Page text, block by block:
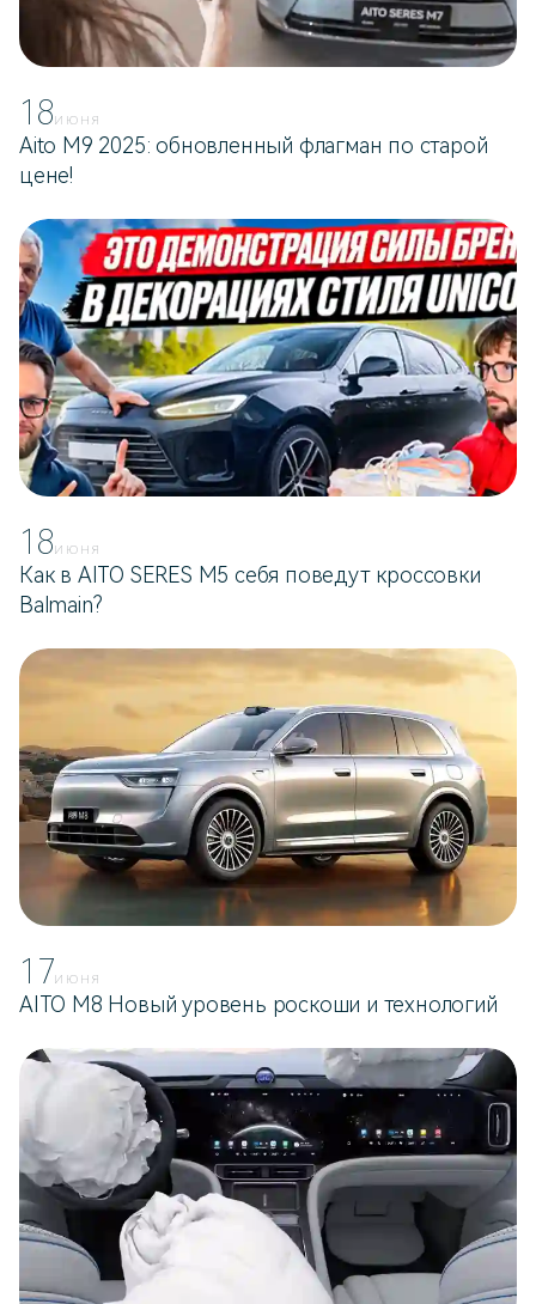
18 ИЮНЯ
Aito M9 2025: обновленный флагман по старой
цене!
18 ИЮНЯ
Как в AITO SERES M5 себя поведут кроссовки
Balmain?
17ИЮНЯ
AITO M8 Новый уровень роскоши и технологий